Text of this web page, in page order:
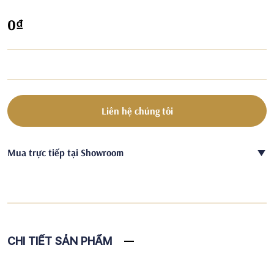
0₫
Liên hệ chúng tôi
Mua trực tiếp tại Showroom
CHI TIẾT SẢN PHẨM